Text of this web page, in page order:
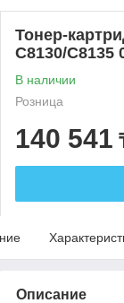
Тонер-
C8130/C8135
В наличии
Розница
140 541
Описание